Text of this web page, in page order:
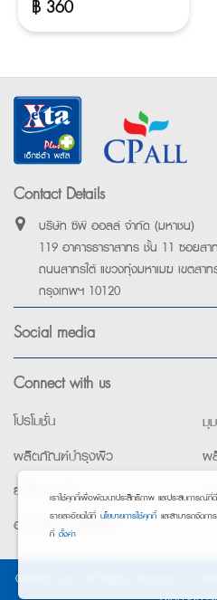
฿ 360
Contact Details
บริษัท ซีพี ออลล์ จำกัด (มหาชน)
119 อาคารธาราสาทร ชั้น 11 ซอยส
ถนนสาทรใต้ แขวงทุ่งมหาเมฆ เขตสา
กรุงเทพฯ 10120
Social media
Connect with us
โปรโมชั่น
มุ
ผลิตภัณฑ์บำรุงผิว
ผ
ยาใช้เฉพาะที่
อุ
อาหารทางการแพทย์
©2026 Exta. All Rights Reserved. • ก
เราใช้คุกกี้เพื่อพัฒนาประสิทธิภาพ และประสบการณ์
รายละเอียดได้ที่ นโยบายการใช้คุกกี้ และสามารถจัดก
ที่ ตั้งค่า